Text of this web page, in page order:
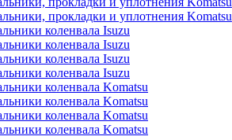
прокладки и уплотнения Komatsu
коленвала Isuzu
коленвала Isuzu
коленвала Isuzu
коленвала Isuzu
коленвала Komatsu
коленвала Komatsu
коленвала Komatsu
коленвала Komatsu